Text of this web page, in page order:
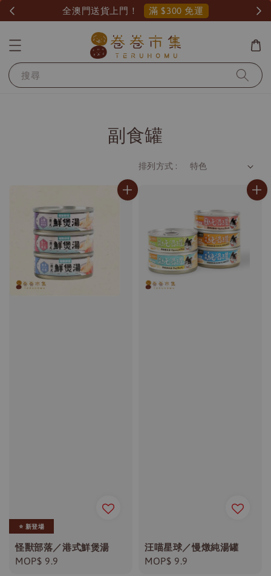
全澳門送貨上門！ 滿 $300 免運
搜尋
副食罐
排列方式 :
⭐️ 新登場
怪獸部落／港式鮮煲湯
Regular
MOP$ 9.9
汪喵星球／慢燉純湯罐
Regular
MOP$ 9.9